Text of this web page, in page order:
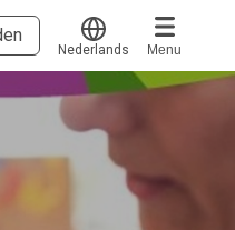
Translate
Nederlands Menu